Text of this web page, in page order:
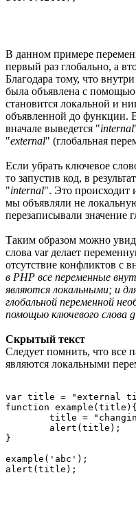
В данном примере
первый раз глобально, а
Благодара тому, что
была объявлена с помощью
становится локальной и
объявленной до функции.
вначале выведется "internal
"external" (глобальная
Если убрать ключевое
то запустив код, в
"internal". Это происходит
мы объявляли не
перезаписывали значение
Таким образом можно
слова var делает
отсутствие конфликтов с
в PHP все переменные
являются локальными; и
глобальной переменной
помощью ключевого слова
Скрытый текст
Следует помнить, что все
являются локальными
var title = "external
function example(title){
}
example('abc');